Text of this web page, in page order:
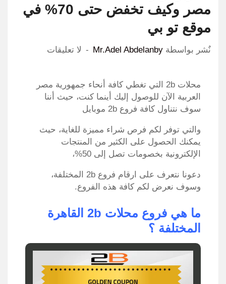
مصر وكيف تخفض حتى 70% في
موقع تو بي
نٌشر بواسطة Mr.Adel Abdelanby لا تعليقات
محلات 2b التي تغطي كافة أنحاء جمهورية مصر
العربية الآن للوصول إليك أينما كنت، حيث أننا
سوف نتناول كافة فروع 2b موبايل
والتي توفر لكم فرص شراء مميزة للغاية، حيث
يمكنك الحصول على الكثير من المنتجات
الإلكترونية بخصومات تصل إلى 50%،
دعونا نتعرف على ارقام فروع 2b المختلفة،
وسوف نعرض لكم كافة هذه الفروع.
ما هي فروع محلات 2b القاهرة
المختلفة ؟